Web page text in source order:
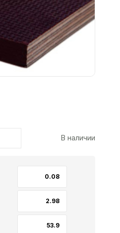
В наличии